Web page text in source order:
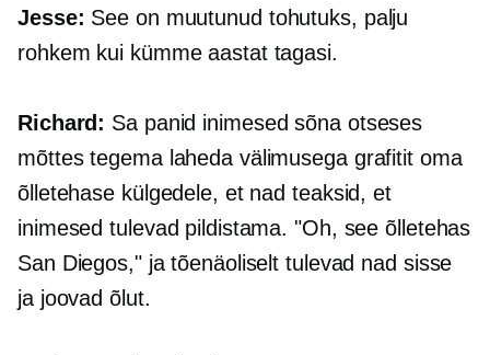
Jesse: See on muutunud tohutuks, palju
rohkem kui kümme aastat tagasi.
Richard: Sa panid inimesed sõna otseses
mõttes tegema laheda välimusega grafitit oma
õlletehase külgedele, et nad teaksid, et
inimesed tulevad pildistama. "Oh, see õlletehas
San Diegos," ja tõenäoliselt tulevad nad sisse
ja joovad õlut.